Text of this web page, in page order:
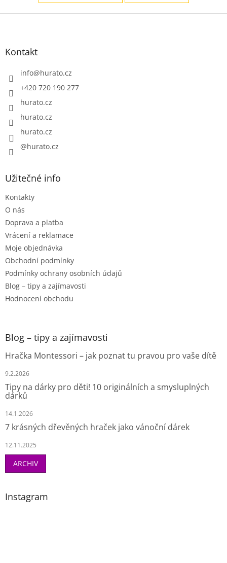
Z
Kontakt
info@hurato.cz
+420 720 190 277
hurato.cz
hurato.cz
hurato.cz
@hurato.cz
Užitečné info
Kontakty
O nás
Doprava a platba
Vrácení a reklamace
Moje objednávka
Obchodní podmínky
Podmínky ochrany osobních údajů
Blog – tipy a zajímavosti
Hodnocení obchodu
Blog – tipy a zajímavosti
Hračka Montessori – jak poznat tu pravou pro vaše dítě
9.2.2026
Tipy na dárky pro děti! 10 originálních a smysluplných
dárků
14.1.2026
7 krásných dřevěných hraček jako vánoční dárek
12.11.2025
ARCHIV
Instagram